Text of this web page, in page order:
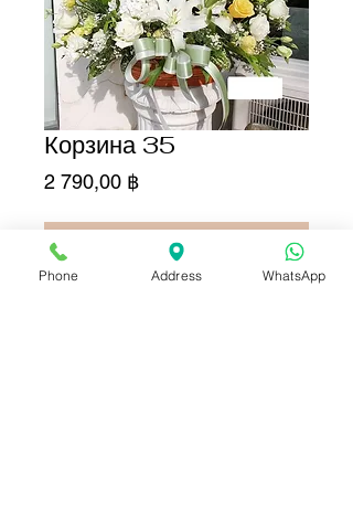
Корзина 35
2 790,00 ฿Цена
Добавить в корзину
Phone Address WhatsApp